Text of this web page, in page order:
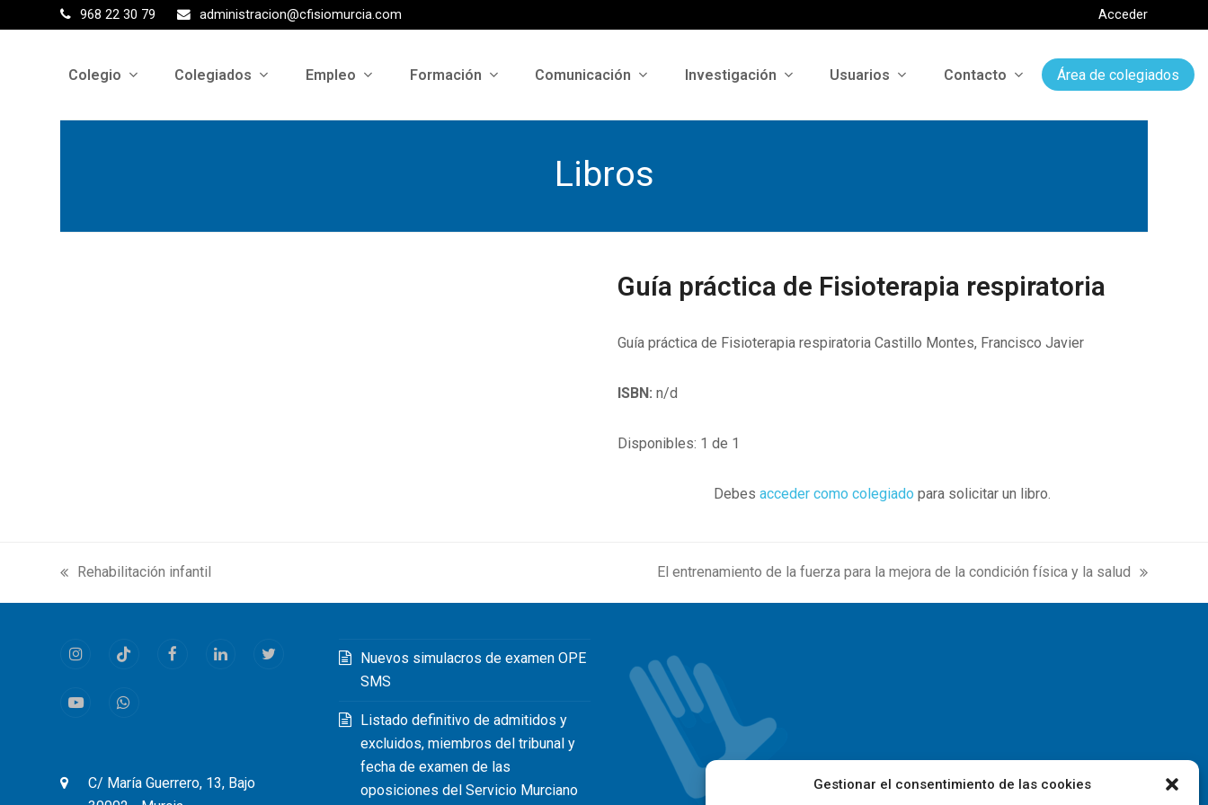
Gestionar el consentimiento de las cookies
968 22 30 79 administracion@cfisiomurcia.com Acceder
Colegio Colegiados Empleo Formación Comunicación Investigación Usuarios Contacto Área de colegiados
Libros
Guía práctica de Fisioterapia respiratoria
Guía práctica de Fisioterapia respiratoria Castillo Montes, Francisco Javier
ISBN: n/d
Disponibles: 1 de 1
Debesacceder como colegiado para solicitar un libro.
previous
post:
Rehabilitación infantil
next
post:
El entrenamiento de la fuerza para la mejora de la condición física y la salud
InstagramTiktok FacebookLinkedInTwitter
YoutubeWhatsapp
C/ María Guerrero, 13, Bajo
Nuevos simulacros de examen OPE
SMS
Listado definitivo de admitidos y
excluidos, miembros del tribunal y
fecha de examen de las
oposiciones del Servicio Murciano